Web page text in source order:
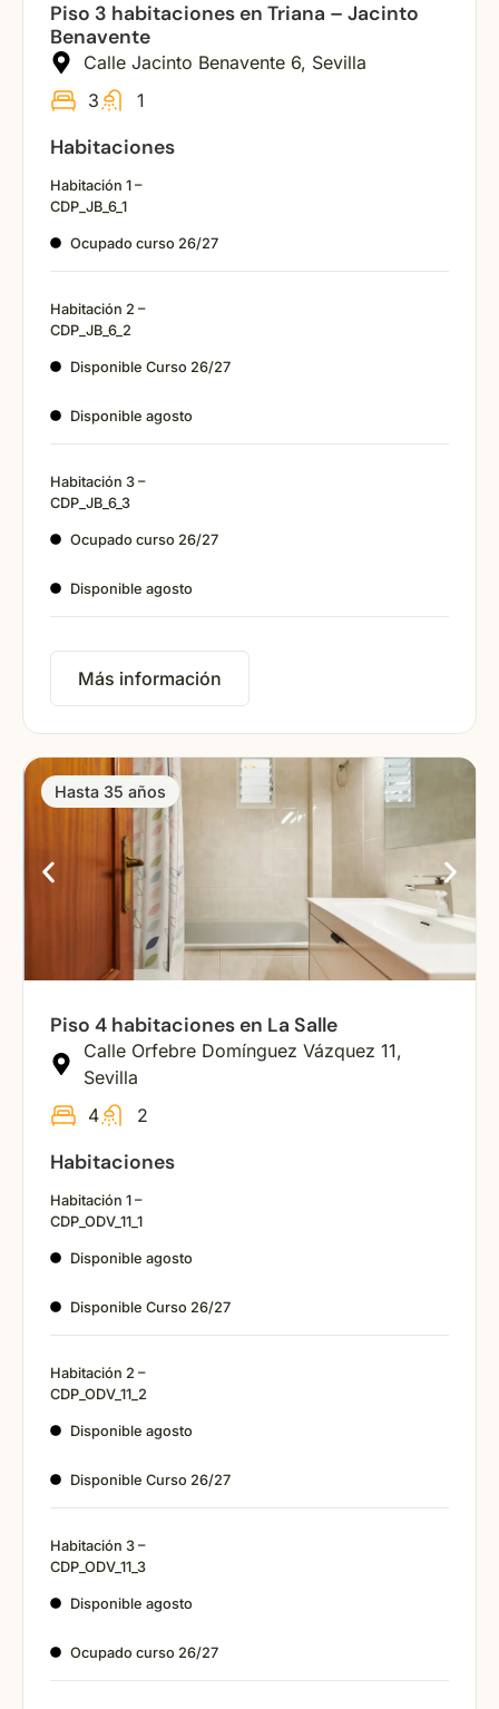
Piso 3 habitaciones en Triana – Jacinto
Benavente
Calle Jacinto Benavente 6, Sevilla
3
1
Habitaciones
Habitación 1 –
CDP_JB_6_1
Ocupado curso 26/27
Habitación 2 –
CDP_JB_6_2
Disponible Curso 26/27
Disponible agosto
Habitación 3 –
CDP_JB_6_3
Ocupado curso 26/27
Disponible agosto
Más información
Hasta 35 años
Piso 4 habitaciones en La Salle
Calle Orfebre Domínguez Vázquez 11,
Sevilla
4
2
Habitaciones
Habitación 1 –
CDP_ODV_11_1
Disponible agosto
Disponible Curso 26/27
Habitación 2 –
CDP_ODV_11_2
Disponible agosto
Disponible Curso 26/27
Habitación 3 –
CDP_ODV_11_3
Disponible agosto
Ocupado curso 26/27